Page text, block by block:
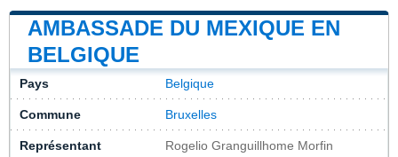
AMBASSADE DU MEXIQUE EN
BELGIQUE
Pays Belgique
Commune Bruxelles
Représentant Rogelio Granguillhome Morfin